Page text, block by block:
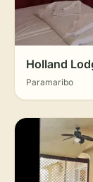
Holland
Paramaribo